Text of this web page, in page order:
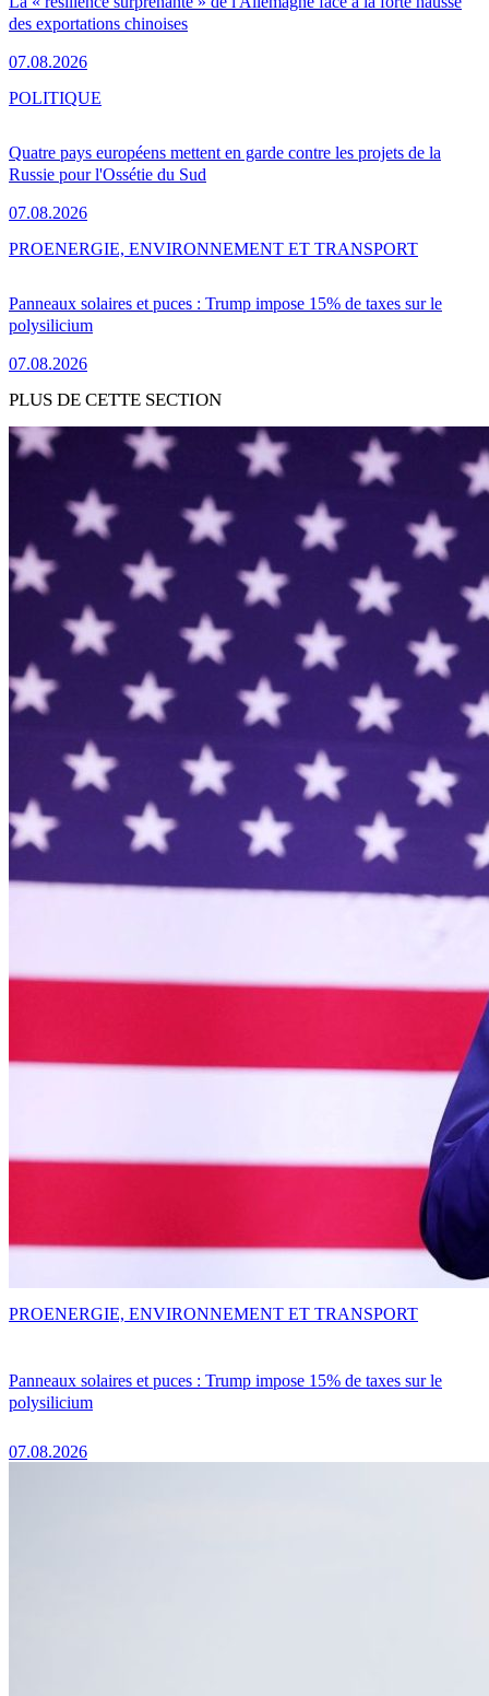
des exportations chinoises
07.08.2026
Quatre pays européens mettent en garde contre les projets de la
Russie pour l'Ossétie du Sud
07.08.2026
POLITIQUE
Panneaux solaires et puces : Trump impose 15% de taxes sur le
polysilicium
07.08.2026
PROENERGIE, ENVIRONNEMENT ET TRANSPORT
PLUS DE CETTE SECTION
Panneaux solaires et puces : Trump impose 15% de taxes sur le
polysilicium
07.08.2026
PROENERGIE, ENVIRONNEMENT ET TRANSPORT